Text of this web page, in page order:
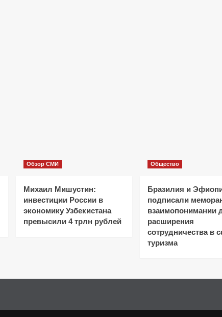
Обзор СМИ
Михаил Мишустин:
инвестиции России в
экономику Узбекистана
превысили 4 трлн рублей
Общество
Бразилия и
подписали
взаимопонимании
расширения
сотрудничества в
туризма